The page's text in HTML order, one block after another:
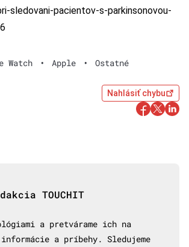
sledovani-pacientov-s-parkinsonovou-
Watch • Apple • Ostatné
Nahlásiť chybu
TOUCHIT
a pretvárame ich na
a príbehy. Sledujeme